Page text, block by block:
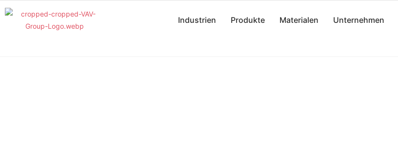
Industrien Produkte Materialen Unternehmen